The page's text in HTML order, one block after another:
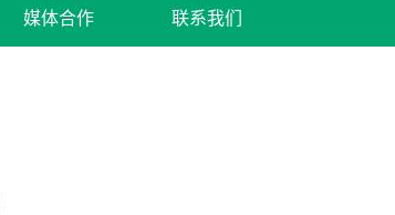
媒体合作 联系我们